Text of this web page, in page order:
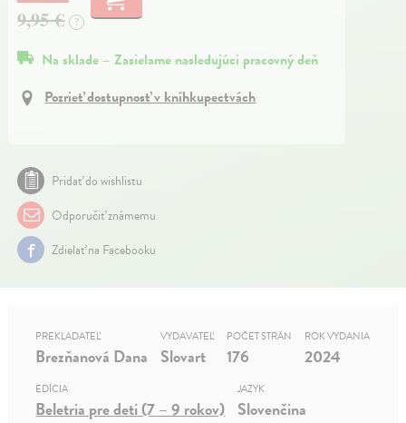
9,95 € ?
Na sklade – Zasielame nasledujúci pracovný deň
Pozrieť dostupnosť v kníhkupectvách
Pridať do wishlistu
Odporučiť známemu
Zdielať na Facebooku
PREKLADATEĽ
Brezňanová Dana
VYDAVATEĽ
Slovart
POČET STRÁN
176
ROK VYDANIA
2024
EDÍCIA
Beletria pre deti (7 – 9 rokov)
JAZYK
Slovenčina